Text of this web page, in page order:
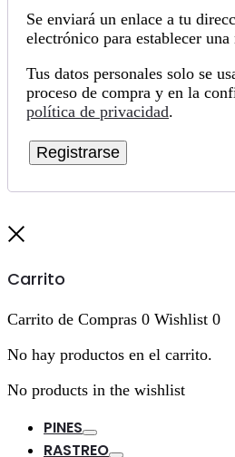
Se enviará un enlace a tu
electrónico para establecer una
Tus datos personales solo se
proceso de compra y en la
política de privacidad.
Registrarse
Carrito
Carrito de Compras 0 Wishlist 0
No hay productos en el carrito.
No products in the wishlist
PINES
Toggle
RASTREO